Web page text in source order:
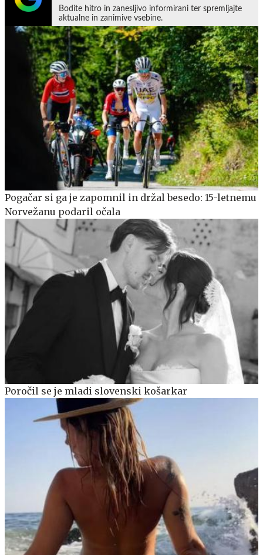
Bodite hitro in zanesljivo informirani ter spremljajte
aktualne in zanimive vsebine.
Pogačar si ga je zapomnil in držal besedo: 15-letnemu
Norvežanu podaril očala
Poročil se je mladi slovenski košarkar